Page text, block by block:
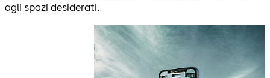
agli spazi desiderati.